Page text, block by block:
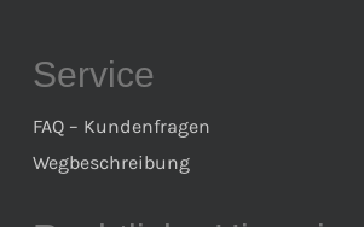
Service
FAQ – Kundenfragen
Wegbeschreibung